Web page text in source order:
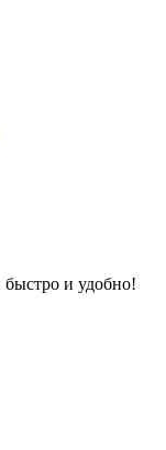
быстро и удобно!